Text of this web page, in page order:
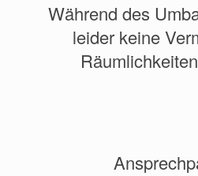
Während des
leider keine